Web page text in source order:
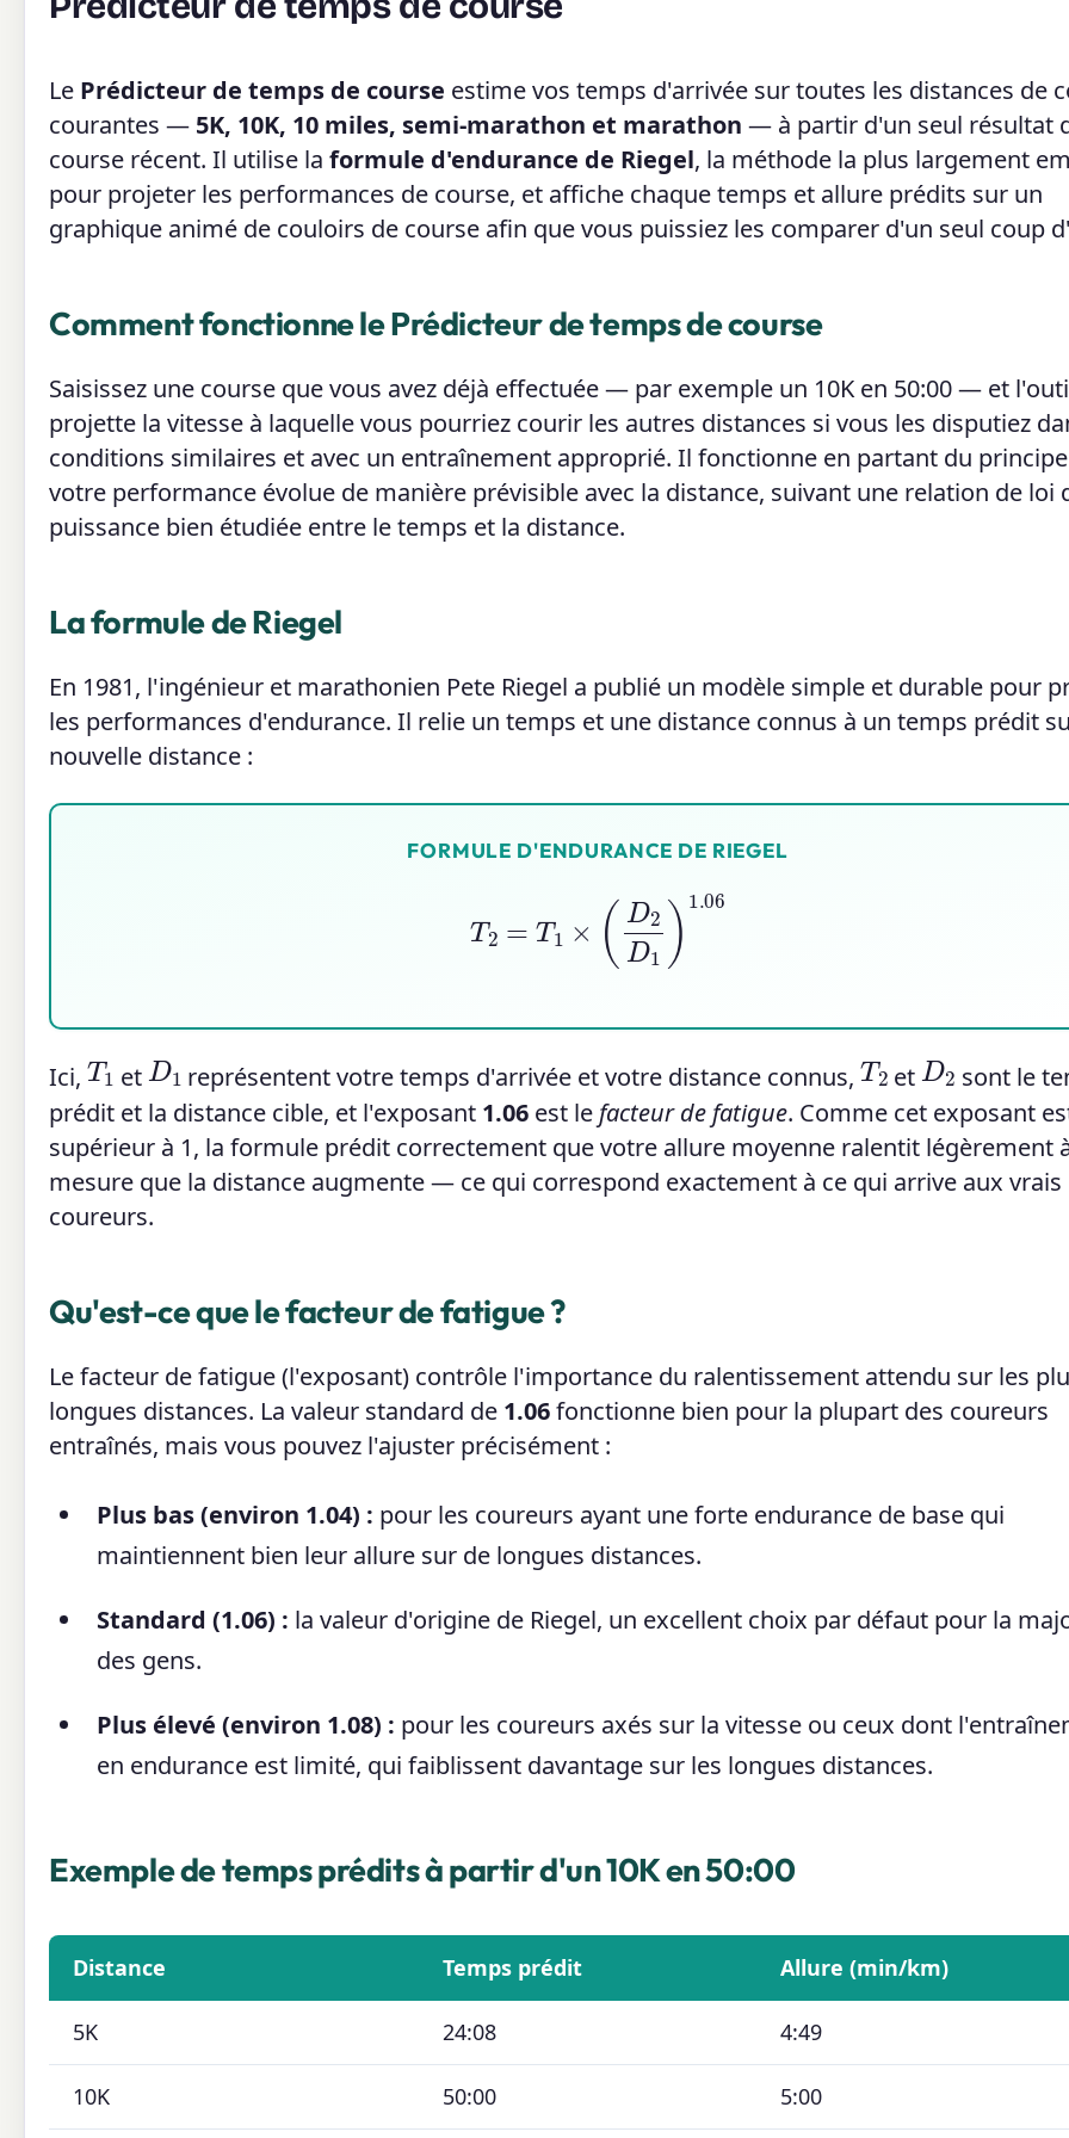
Le Prédicteur de temps de course estime vos temps d'arrivée sur toutes les distances de
courantes — 5K, 10K, 10 miles, semi-marathon et marathon — à partir d'un seul résultat
course récent. Il utilise la formule d'endurance de Riegel, la méthode la plus largement
pour projeter les performances de course, et affiche chaque temps et allure prédits sur un
graphique animé de couloirs de course afin que vous puissiez les comparer d'un seul coup
Comment fonctionne le Prédicteur de temps de course
Saisissez une course que vous avez déjà effectuée — par exemple un 10K en 50:00 — et
projette la vitesse à laquelle vous pourriez courir les autres distances si vous les disputiez
conditions similaires et avec un entraînement approprié. Il fonctionne en partant du
votre performance évolue de manière prévisible avec la distance, suivant une relation de loi
puissance bien étudiée entre le temps et la distance.
La formule de Riegel
En 1981, l'ingénieur et marathonien Pete Riegel a publié un modèle simple et durable pour
les performances d'endurance. Il relie un temps et une distance connus à un temps prédit
nouvelle distance :
FORMULE D'ENDURANCE DE RIEGEL
2D1 1.06
Ici, T1 et D1 représentent votre temps d'arrivée et votre distance connus,T2 etD2 sont le
prédit et la distance cible, et l'exposant 1.06 est le facteur de fatigue. Comme cet exposant
supérieur à 1, la formule prédit correctement que votre allure moyenne ralentit légèrement
mesure que la distance augmente — ce qui correspond exactement à ce qui arrive aux vrais
coureurs.
Qu'est-ce que le facteur de fatigue ?
Le facteur de fatigue (l'exposant) contrôle l'importance du ralentissement attendu sur les
longues distances. La valeur standard de 1.06fonctionne bien pour la plupart des coureurs
entraînés, mais vous pouvez l'ajuster précisément :
Plus bas (environ 1.04) : pour les coureurs ayant une forte endurance de base qui
maintiennent bien leur allure sur de longues distances.
Standard (1.06) : la valeur d'origine de Riegel, un excellent choix par défaut pour la
des gens.
Plus élevé (environ 1.08) : pour les coureurs axés sur la vitesse ou ceux dont
en endurance est limité, qui faiblissent davantage sur les longues distances.
Exemple de temps prédits à partir d'un 10K en 50:00
Distance Temps prédit Allure (min/km)
5K 24:08 4:49
10K 50:00 5:00